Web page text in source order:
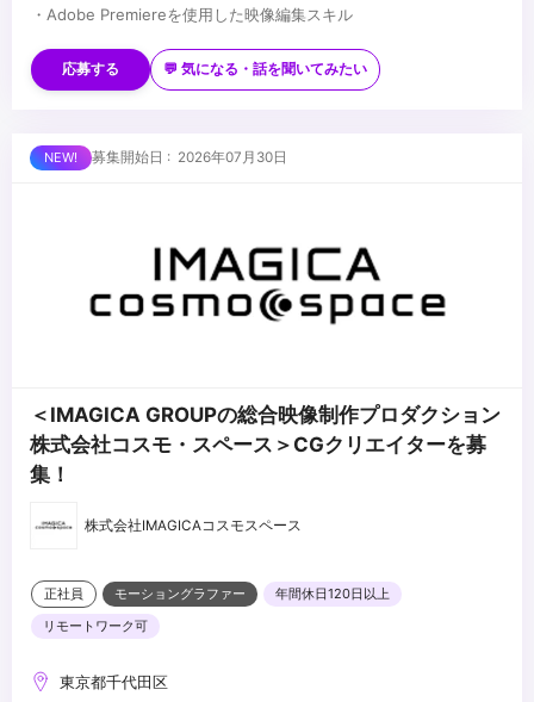
・Adobe Premiereを使用した映像編集スキル
・Adobe After Effectsを使用したモーショングラフィックの描画
スキル
■求める人物像
ジャンルを極めたい人
応募する 💬 気になる・話を聞いてみたい
募集開始日 : 2026年07月30日
＜IMAGICA GROUPの総合映像制作プロダクション
株式会社コスモ・スペース＞CGクリエイターを募
集！
株式会社IMAGICAコスモスペース
正社員 モーショングラファー
年間休日120日以上
リモートワーク可
東京都千代田区